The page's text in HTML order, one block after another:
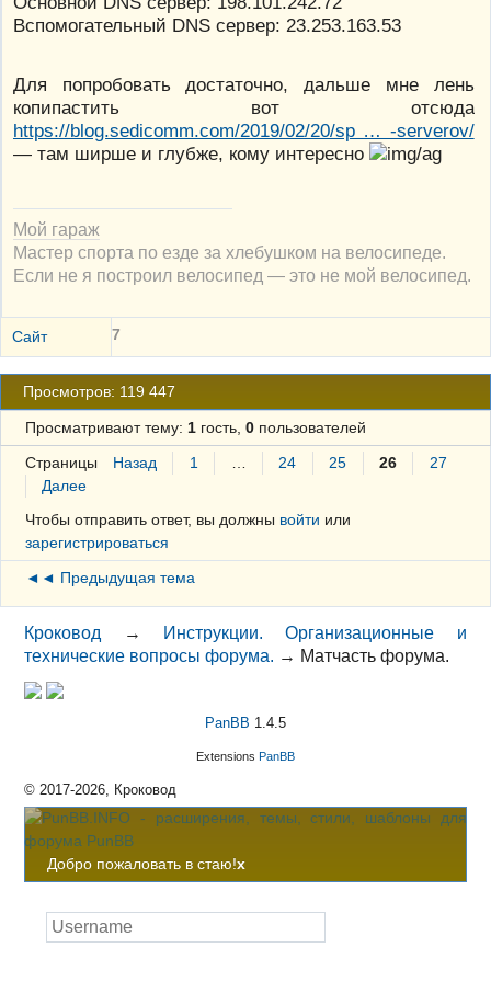
Вспомогательный DNS сервер: 23.253.163.53
Для попробовать достаточно, дальше мне лень
копипастить вот отсюда
https://blog.sedicomm.com/2019/02/20/sp … -serverov/
— там ширше и глубже, кому интересно
Мой гараж
Мастер спорта по езде за хлебушком на велосипеде.
Если не я построил велосипед — это не мой велосипед.
Сайт 7
Просмотров: 119 447
Просматривают тему: 1гость, 0пользователей
Страницы Назад 1 24 25 26
27
Далее
Чтобы отправить ответ, вы должны войти или
зарегистрироваться
◄◄ Предыдущая тема
Кроковод →
Инструкции. Организационные и
технические вопросы форума. → Матчасть форума.
PanBB 1.4.5
Extensions PanBB
© 2017-2026, Кроковод
Добро пожаловать в стаю!x